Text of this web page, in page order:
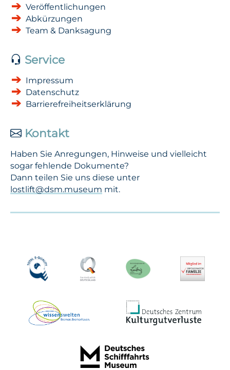
Veröffentlichungen
Abkürzungen
Team & Danksagung
Service
Impressum
Datenschutz
Barrierefreiheitserklärung
Kontakt
Haben Sie Anregungen, Hinweise und vielleicht
sogar fehlende Dokumente?
Dann teilen Sie uns diese unter
lostlift@dsm.museum mit.